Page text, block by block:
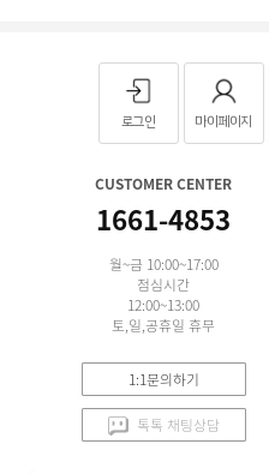
로그인 마이페이지
CUSTOMER CENTER
1661-4853
월~금 10:00~17:00
점심시간
12:00~13:00
토,일,공휴일 휴무
1:1문의하기
톡톡 채팅상담